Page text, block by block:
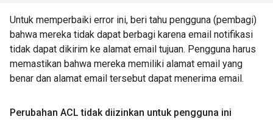
Untuk memperbaiki error ini, beri tahu pengguna (pembagi)
bahwa mereka tidak dapat berbagi karena email notifikasi
tidak dapat dikirim ke alamat email tujuan. Pengguna harus
memastikan bahwa mereka memiliki alamat email yang
benar dan alamat email tersebut dapat menerima email.
Perubahan ACL tidak diizinkan untuk pengguna ini